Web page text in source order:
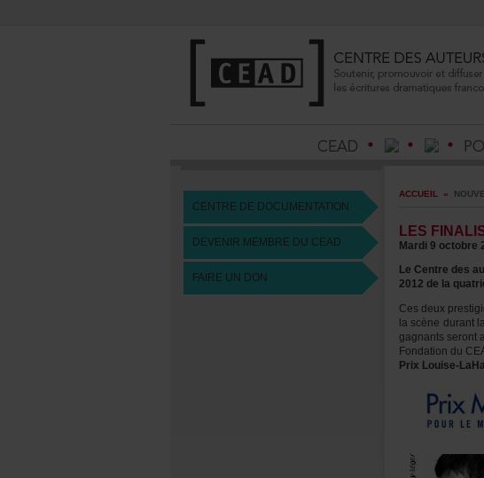
CENTREDEDOCUMENTATION
DEVENIRMEMBREDUCEAD
FAIREUNDON
ACCUEIL »
PrixLouise-